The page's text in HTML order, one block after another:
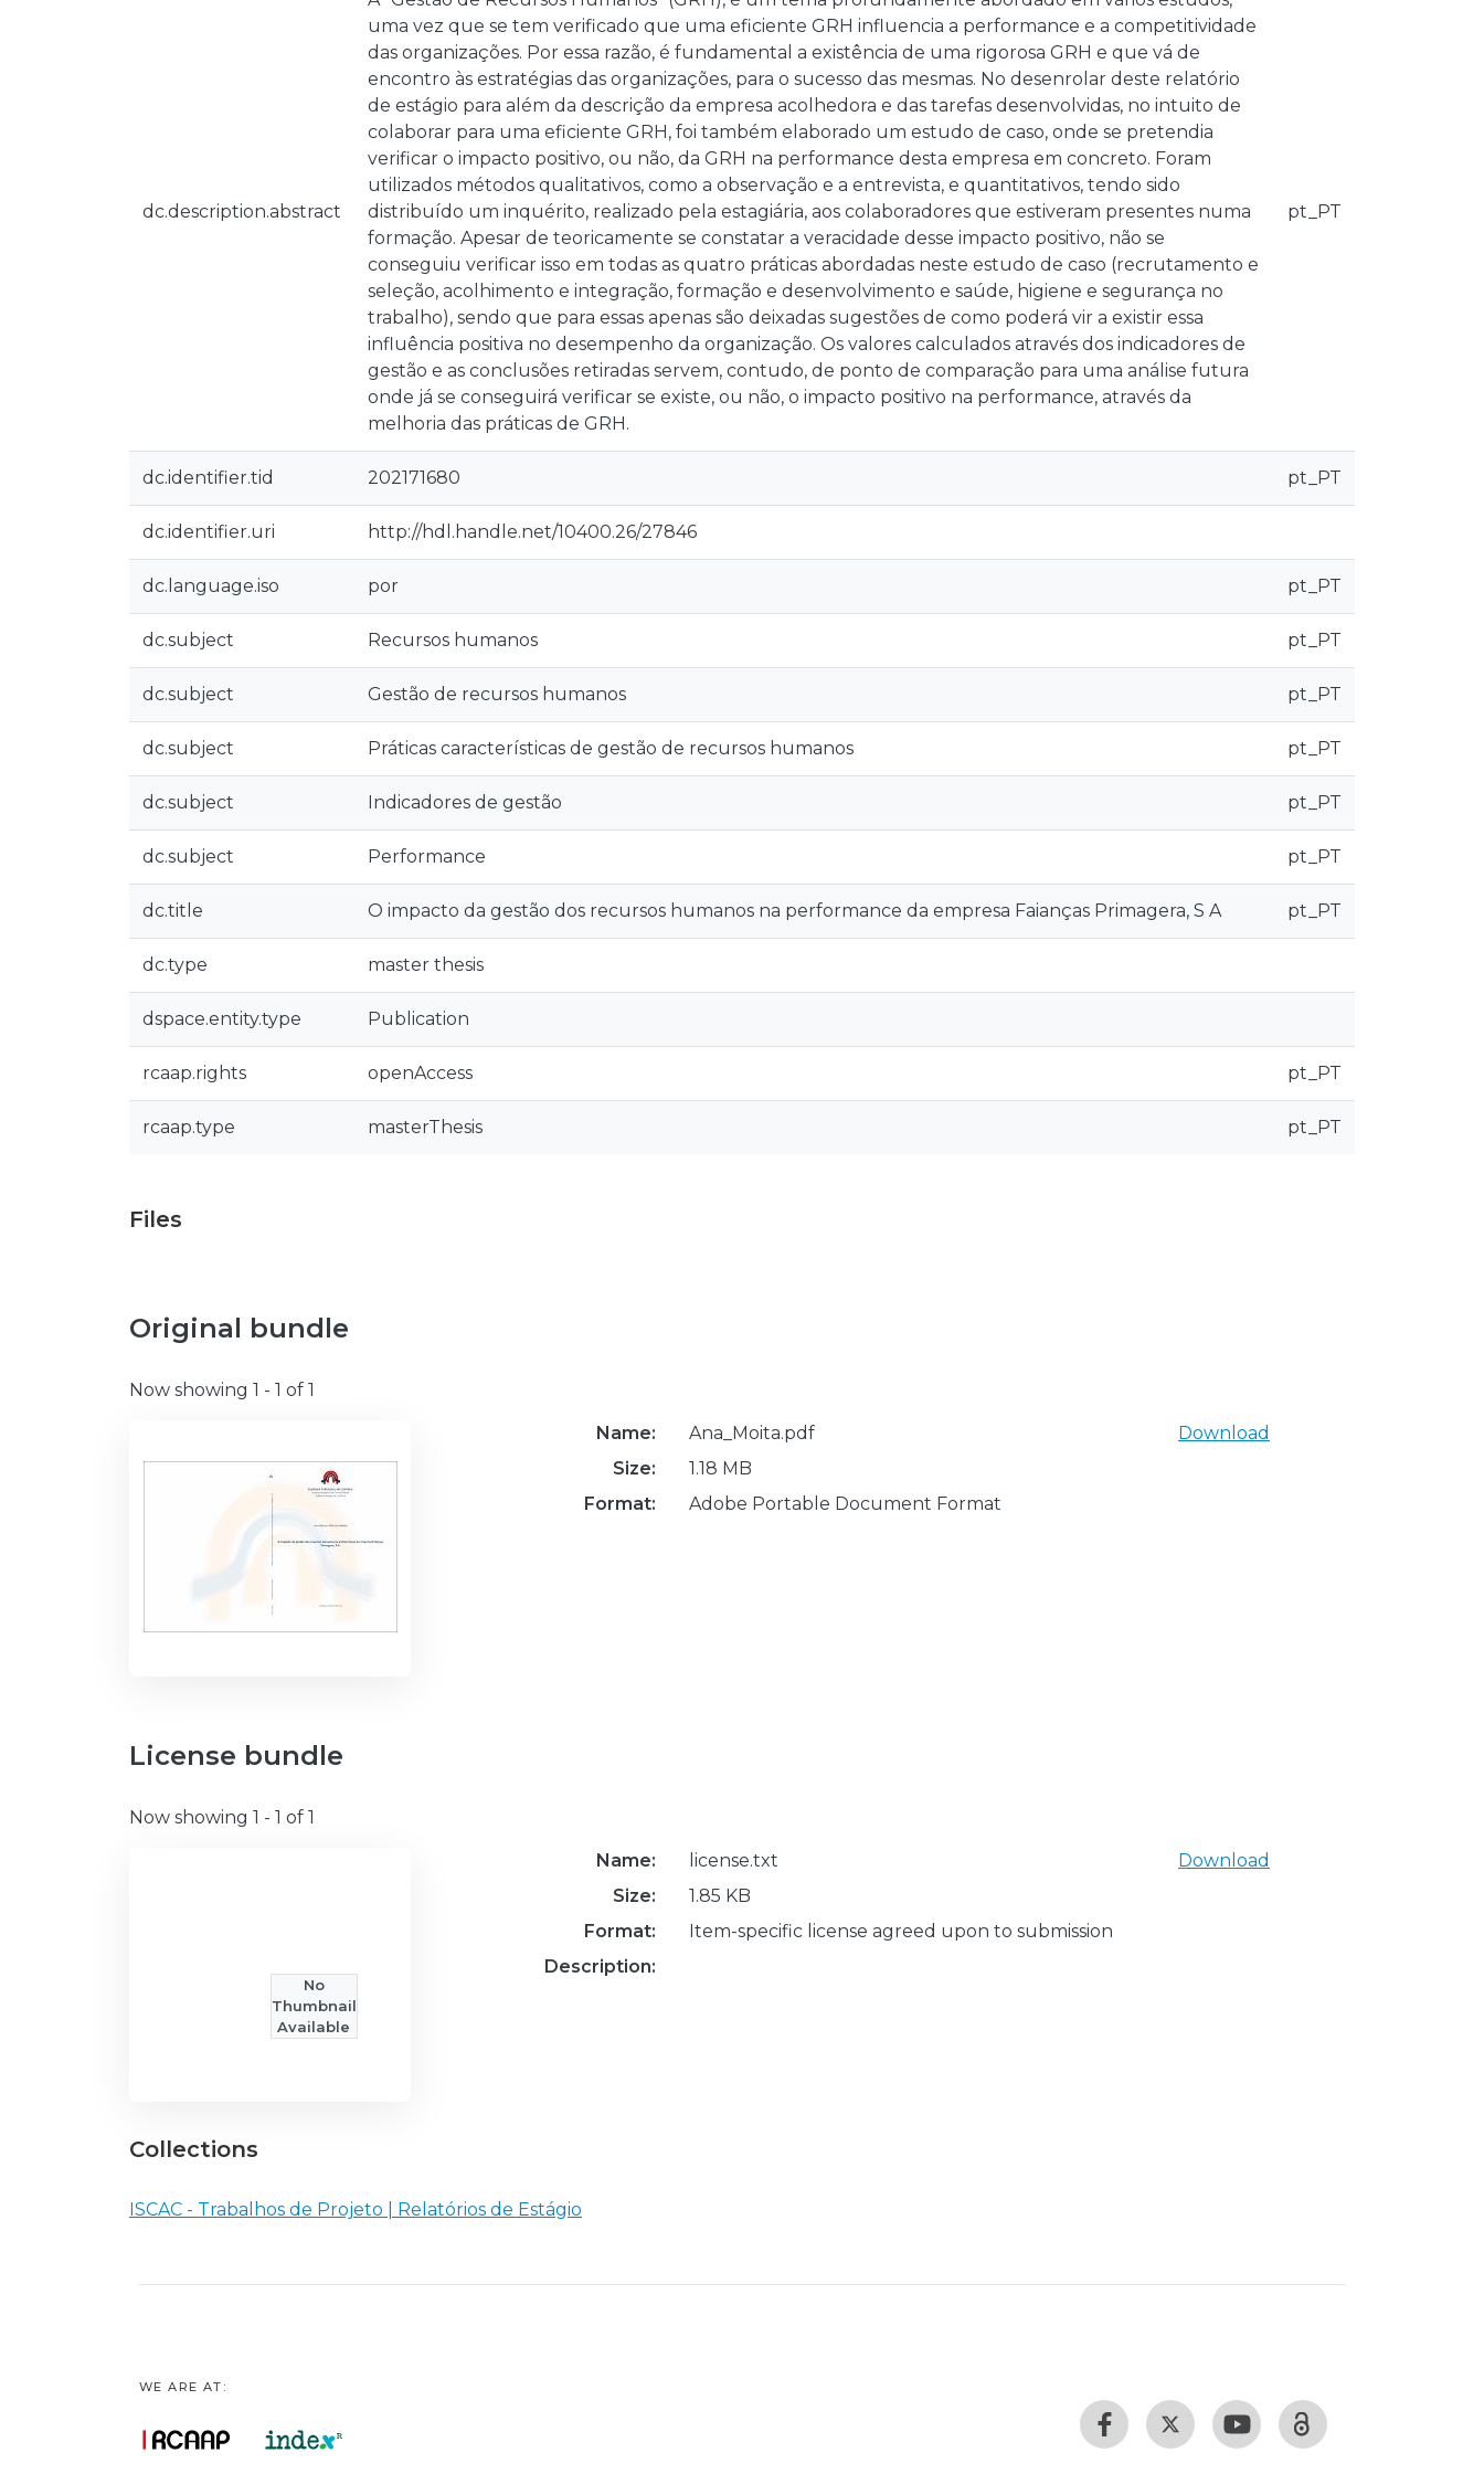
dc.description.abstract
uma vez que se tem verificado que uma eficiente GRH influencia a performance e a competitividade
das organizações. Por essa razão, é fundamental a existência de uma rigorosa GRH e que vá de
encontro às estratégias das organizações, para o sucesso das mesmas. No desenrolar deste relatório
de estágio para além da descrição da empresa acolhedora e das tarefas desenvolvidas, no intuito de
colaborar para uma eficiente GRH, foi também elaborado um estudo de caso, onde se pretendia
verificar o impacto positivo, ou não, da GRH na performance desta empresa em concreto. Foram
utilizados métodos qualitativos, como a observação e a entrevista, e quantitativos, tendo sido
distribuído um inquérito, realizado pela estagiária, aos colaboradores que estiveram presentes numa
formação. Apesar de teoricamente se constatar a veracidade desse impacto positivo, não se
conseguiu verificar isso em todas as quatro práticas abordadas neste estudo de caso (recrutamento e
seleção, acolhimento e integração, formação e desenvolvimento e saúde, higiene e segurança no
trabalho), sendo que para essas apenas são deixadas sugestões de como poderá vir a existir essa
influência positiva no desempenho da organização. Os valores calculados através dos indicadores de
gestão e as conclusões retiradas servem, contudo, de ponto de comparação para uma análise futura
onde já se conseguirá verificar se existe, ou não, o impacto positivo na performance, através da
melhoria das práticas de GRH.
pt_PT
dc.identifier.tid 202171680 pt_PT
dc.identifier.uri http://hdl.handle.net/10400.26/27846
dc.language.iso por pt_PT
dc.subject Recursos humanos pt_PT
dc.subject Gestão de recursos humanos pt_PT
dc.subject Práticas características de gestão de recursos humanos pt_PT
dc.subject Indicadores de gestão pt_PT
dc.subject Performance pt_PT
dc.title O impacto da gestão dos recursos humanos na performance da empresa Faianças Primagera, S A pt_PT
dc.type master thesis
dspace.entity.type Publication
rcaap.rights openAccess pt_PT
rcaap.type masterThesis pt_PT
Files
Original bundle
Now showing 1 - 1 of 1
Name:
Ana_Moita.pdf
Size:
1.18 MB
Format:
Adobe Portable Document Format
Download
License bundle
Now showing 1 - 1 of 1
No
Thumbnail
Available
Name:
license.txt
Size:
1.85 KB
Format:
Item-specific license agreed upon to submission
Description:
Download
Collections
ISCAC - Trabalhos de Projeto | Relatórios de Estágio
WE ARE AT: